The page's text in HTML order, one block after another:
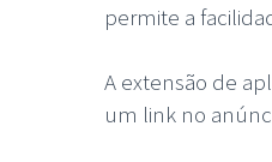
permite a
A extensão de
um link no